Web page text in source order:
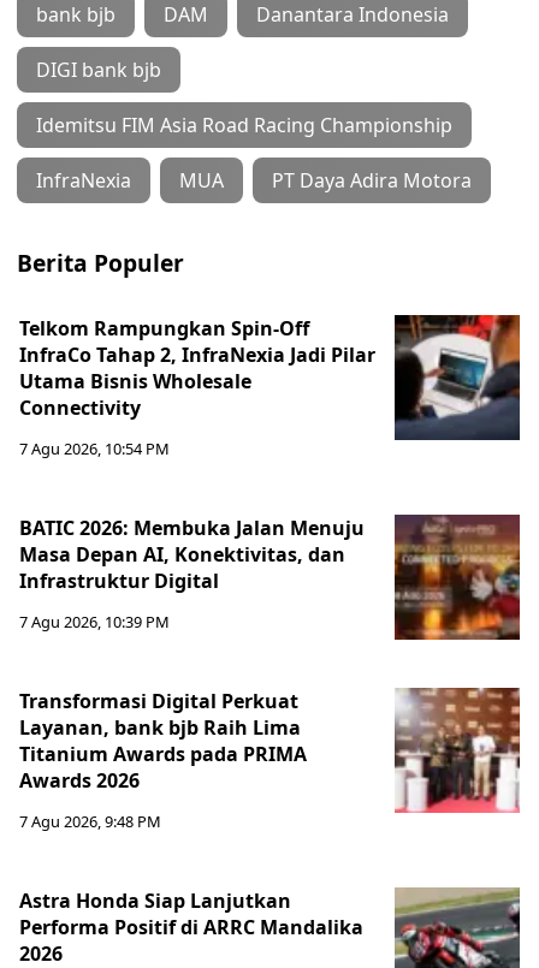
bank bjb DAM Danantara Indonesia
DIGI bank bjb
Idemitsu FIM Asia Road Racing Championship
InfraNexia MUA PT Daya Adira Motora
Berita Populer
Telkom Rampungkan Spin-Off
InfraCo Tahap 2, InfraNexia Jadi Pilar
Utama Bisnis Wholesale
Connectivity
7 Agu 2026, 10:54 PM
BATIC 2026: Membuka Jalan Menuju
Masa Depan AI, Konektivitas, dan
Infrastruktur Digital
7 Agu 2026, 10:39 PM
Transformasi Digital Perkuat
Layanan, bank bjb Raih Lima
Titanium Awards pada PRIMA
Awards 2026
7 Agu 2026, 9:48 PM
Astra Honda Siap Lanjutkan
Performa Positif di ARRC Mandalika
2026